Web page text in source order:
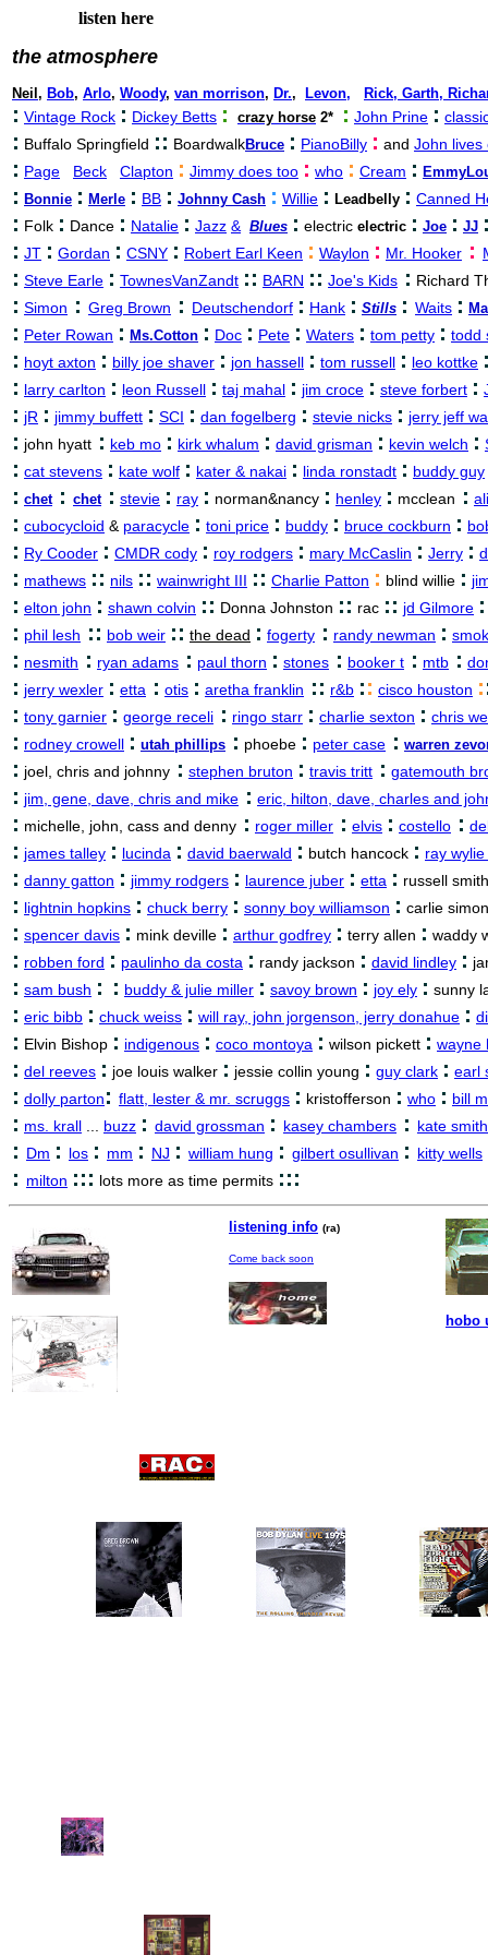
listen here
the atmosphere
Neil , Bob, Arlo, Woody, van morrison, Dr., Levon, Rick, Garth,
: Vintage Rock : Dickey Betts : crazy horse 2* : John Prine :
: Buffalo Springfield :: BoardwalkBruce : PianoBilly : and John lives
: Page Beck Clapton : Jimmy does too : who : Cream :
: Bonnie : Merle : BB : Johnny Cash : Willie : Leadbelly : Canned
: Folk : Dance : Natalie : Jazz & Blues : electric electric : Joe : JJ
: JT : Gordan : CSNY : Robert Earl Keen : Waylon : Mr. Hooker :
: Steve Earle : TownesVanZandt :: BARN :: Joe's Kids : Richard
: Simon : Greg Brown : Deutschendorf : Hank : Stills : Waits :
: Peter Rowan : Ms.Cotton : Doc : Pete : Waters : tom petty : todd
: hoyt axton : billy joe shaver : jon hassell : tom russell : leo kottke
: larry carlton : leon Russell : taj mahal : jim croce : steve forbert :
: jR : jimmy buffett : SCI : dan fogelberg : stevie nicks : jerry jeff
: john hyatt : keb mo : kirk whalum : david grisman : kevin welch :
: cat stevens : kate wolf : kater & nakai : linda ronstadt : buddy guy
: chet: chet: stevie : ray : norman&nancy : henley : mcclean :
: cubocycloid & paracycle : toni price : buddy : bruce cockburn :
: Ry Cooder : CMDR cody : roy rodgers : mary McCaslin : Jerry :
: mathews :: nils :: wainwright III :: Charlie Patton : blind willie :
: elton john : shawn colvin :: Donna Johnston :: rac :: jd Gilmore :
: phil lesh :: bob weir :: the dead : fogerty : randy newman :
: nesmith : ryan adams : paul thorn : stones : booker t : mtb :
: jerry wexler : etta : otis : aretha franklin :: r&b :: cisco houston :
: tony garnier : george receli : ringo starr : charlie sexton : chris
: rodney crowell : utah phillips : phoebe : peter case : warren
: joel, chris and johnny : stephen bruton : travis tritt : gatemouth
: jim, gene, dave, chris and mike : eric, hilton, dave, charles and
: michelle, john, cass and denny : roger miller : elvis : costello :
: james talley : lucinda : david baerwald : butch hancock : ray
: danny gatton : jimmy rodgers : laurence juber : etta : russell
: lightnin hopkins : chuck berry : sonny boy williamson : carlie
: spencer davis : mink deville : arthur godfrey : terry allen : waddy
: robben ford : paulinho da costa : randy jackson : david lindley :
: sam bush : : buddy & julie miller : savoy brown : joy ely : sunny
: eric bibb : chuck weiss : will ray, john jorgenson, jerry donahue :
: Elvin Bishop : indigenous : coco montoya : wilson pickett : wayne
: del reeves : joe louis walker : jessie collin young : guy clark : earl
: dolly parton: flatt, lester & mr. scruggs : kristofferson : who : bill
: ms. krall buzz : david grossman : kasey chambers : kate
: Dm : los : mm : NJ : william hung : gilbert osullivan : kitty wells
: milton ::: lots more as time permits :::
listening info (ra)
Come back soon
hobo